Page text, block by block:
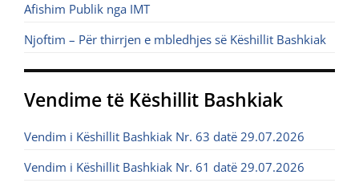
Afishim Publik nga IMT
Njoftim – Për thirrjen e mbledhjes së Këshillit Bashkiak
Vendime të Këshillit Bashkiak
Vendim i Këshillit Bashkiak Nr. 63 datë 29.07.2026
Vendim i Këshillit Bashkiak Nr. 61 datë 29.07.2026